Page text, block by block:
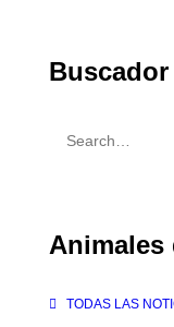
Buscador
Animales
TODAS LAS